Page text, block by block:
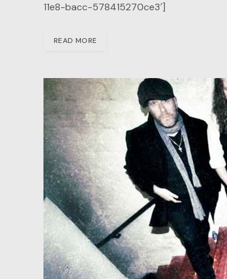
11e8-bacc-578415270ce3′]
READ MORE